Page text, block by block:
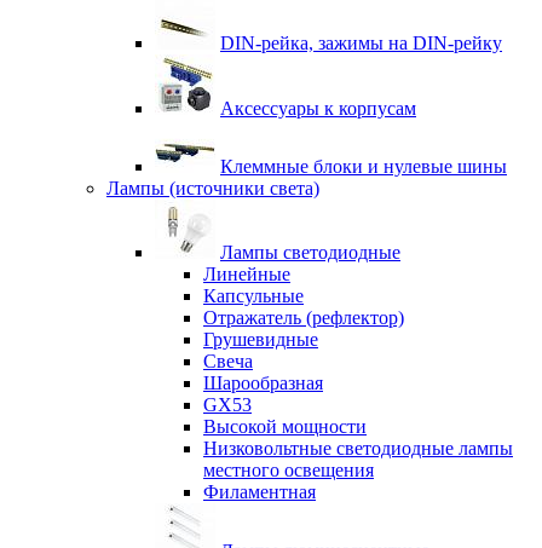
DIN-рейка, зажимы на DIN-рейку
Аксессуары к корпусам
Клеммные блоки и нулевые шины
Лампы (источники света)
Лампы светодиодные
Линейные
Капсульные
Отражатель (рефлектор)
Грушевидные
Свеча
Шарообразная
GX53
Высокой мощности
Низковольтные светодиодные лампы
местного освещения
Филаментная